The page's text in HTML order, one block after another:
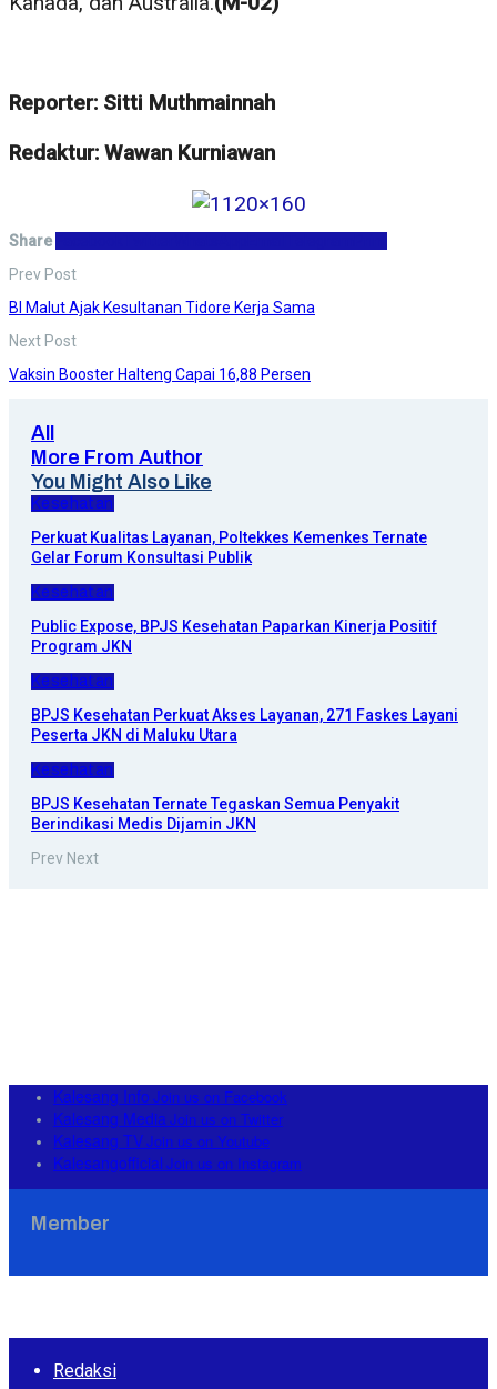
Reporter: Sitti Muthmainnah
Redaktur: Wawan Kurniawan
Share
Prev Post
BI Malut Ajak Kesultanan Tidore Kerja Sama
Next Post
Vaksin Booster Halteng Capai 16,88 Persen
All
More From Author
You Might Also Like
Kesehatan
Perkuat Kualitas Layanan, Poltekkes Kemenkes Ternate
Gelar Forum Konsultasi Publik
Kesehatan
Public Expose, BPJS Kesehatan Paparkan Kinerja Positif
Program JKN
Kesehatan
BPJS Kesehatan Perkuat Akses Layanan, 271 Faskes Layani
Peserta JKN di Maluku Utara
Kesehatan
BPJS Kesehatan Ternate Tegaskan Semua Penyakit
Berindikasi Medis Dijamin JKN
Prev Next
Kalesang Info Join us on Facebook
Kalesang Media Join us on Twitter
Kalesang TVJoin us on Youtube
Kalesangofficial Join us on Instagram
Member
Redaksi